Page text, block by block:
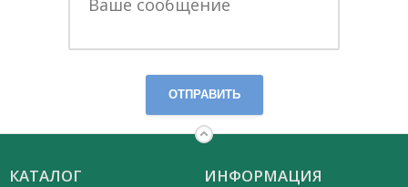
ОТПРАВИТЬ
КАТАЛОГ ИНФОРМАЦИЯ